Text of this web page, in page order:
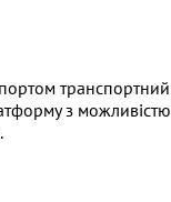
транспортний
з можливістю